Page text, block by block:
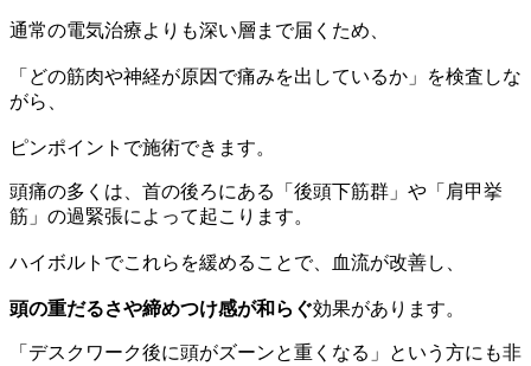
通常の電気治療よりも深い層まで届くため、
「どの筋肉や神経が原因で痛みを出しているか」を検査しな
がら、
ピンポイントで施術できます。
頭痛の多くは、首の後ろにある「後頭下筋群」や「肩甲挙
筋」の過緊張によって起こります。
ハイボルトでこれらを緩めることで、血流が改善し、
頭の重だるさや締めつけ感が和らぐ効果があります。
「デスクワーク後に頭がズーンと重くなる」という方にも非